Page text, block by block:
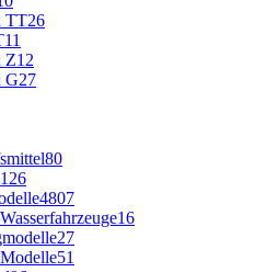
TT26
11
Z12
G27
80
4807
16
27
51